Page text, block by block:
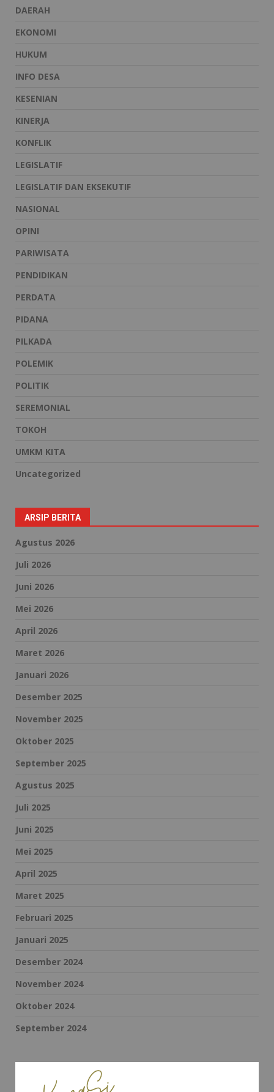
DAERAH
EKONOMI
HUKUM
INFO DESA
KESENIAN
KINERJA
KONFLIK
LEGISLATIF
LEGISLATIF DAN EKSEKUTIF
NASIONAL
OPINI
PARIWISATA
PENDIDIKAN
PERDATA
PIDANA
PILKADA
POLEMIK
POLITIK
SEREMONIAL
TOKOH
UMKM KITA
Uncategorized
ARSIP BERITA
Agustus 2026
Juli 2026
Juni 2026
Mei 2026
April 2026
Maret 2026
Januari 2026
Desember 2025
November 2025
Oktober 2025
September 2025
Agustus 2025
Juli 2025
Juni 2025
Mei 2025
April 2025
Maret 2025
Februari 2025
Januari 2025
Desember 2024
November 2024
Oktober 2024
September 2024